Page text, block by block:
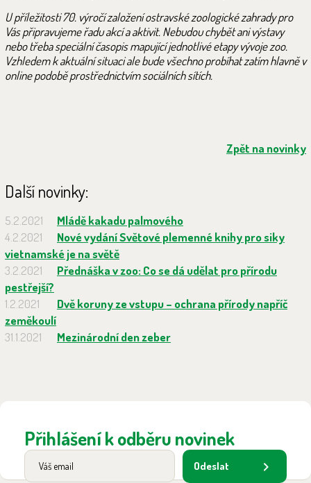
U příležitosti 70. výročí založení ostravské zoologické zahrady pro
Vás připravujeme řadu akcí a aktivit. Nebudou chybět ani výstavy
nebo třeba speciální časopis mapující jednotlivé etapy vývoje zoo.
Vzhledem k aktuální situaci ale bude všechno probíhat zatím hlavně v
online podobě prostřednictvím sociálních sítích.
Zpět na novinky
Další novinky:
5.2.2021
Mládě kakadu palmového
4.2.2021
Nové vydání Světové plemenné knihy pro siky
vietnamské je na světě
3.2.2021
Přednáška v zoo: Co se dá udělat pro přírodu
pestřejší?
1.2.2021
Dvě koruny ze vstupu – ochrana přírody napříč
zeměkoulí
31.1.2021
Mezinárodní den zeber
Přihlášení k odběru novinek
Odeslat